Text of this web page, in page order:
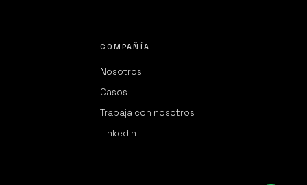
COMPAÑÍA
Nosotros
Casos
Trabaja con nosotros
LinkedIn